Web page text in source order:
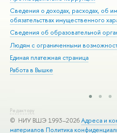
Сведения о доходах, расходах, об
обязательствах имущественного
Сведения об образовательной
Людям с ограниченными
Единая платежная страница
Работа в Вышке
Редактору
© НИУ ВШЭ 1993–2026Адреса и
материалов Политика